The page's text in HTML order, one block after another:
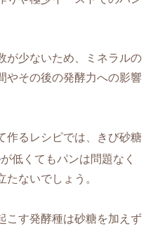
が少ないため、ミネラルの
やその後の発酵力への影響
作るレシピでは、きび砂糖
が低くてもパンは問題なく
ないでしょう。
こす発酵種は砂糖を加えず